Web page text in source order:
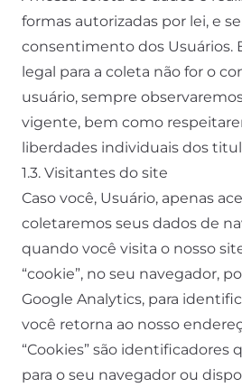
formas autorizadas por lei, e
consentimento dos Usuários.
legal para a coleta não for o
usuário, sempre
vigente, bem como
liberdades individuais dos
1.3. Visitantes do site
Caso você, Usuário, apenas
coletaremos seus dados de
quando você visita o nosso
“cookie”, no seu navegador,
Google Analytics, para
você retorna ao nosso
“Cookies” são identificadores
para o seu navegador ou